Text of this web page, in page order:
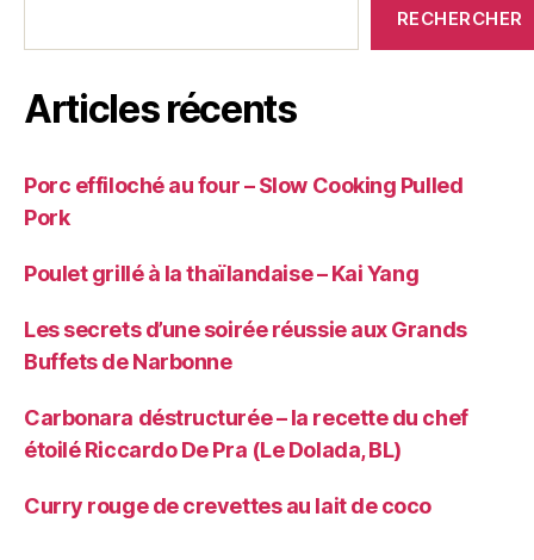
RECHERCHER
Articles récents
Porc effiloché au four – Slow Cooking Pulled
Pork
Poulet grillé à la thaïlandaise – Kai Yang
Les secrets d’une soirée réussie aux Grands
Buffets de Narbonne
Carbonara déstructurée – la recette du chef
étoilé Riccardo De Pra (Le Dolada, BL)
Curry rouge de crevettes au lait de coco